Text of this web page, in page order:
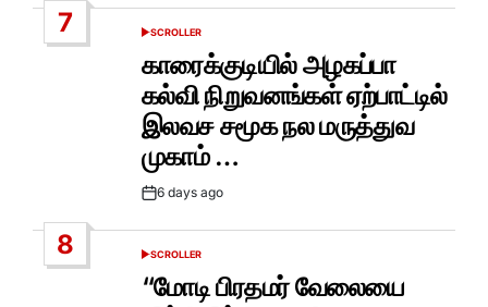
7
POSTED
SCROLLER
காரைக்குடியில் அழகப்பா
கல்வி நிறுவனங்கள் ஏற்பாட்டில்
இலவச சமூக நல மருத்துவ
முகாம் …
Post6 days ago
8
POSTED
IN
SCROLLER
“மோடி பிரதமர் வேலையை